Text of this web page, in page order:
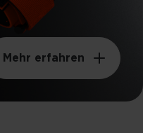
Mehr erfahren